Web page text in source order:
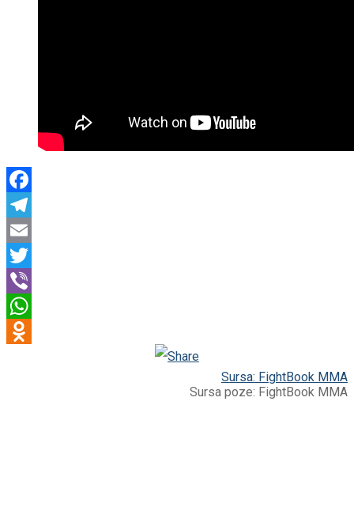
Odnoklassniki
Sursa: FightBook MMA
Sursa poze: FightBook MMA